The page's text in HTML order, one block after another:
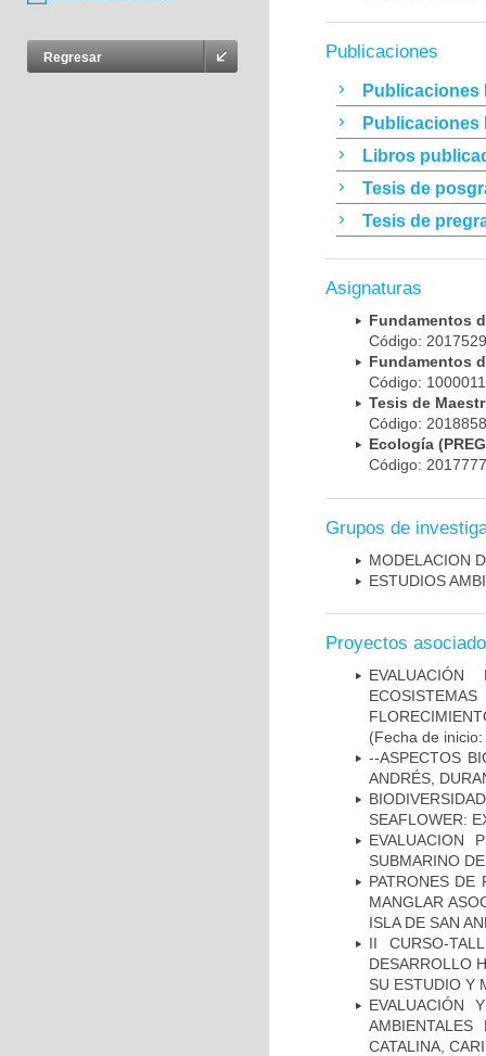
Regresar Publicaciones
Publicaciones
Publicaciones
Libros
Tesis de
Tesis de
Asignaturas
Fundamentos
Código:
Fundamentos
Código:
Tesis de
Código:
Ecología
Código:
Grupos de
MODELACION
ESTUDIOS
Proyectos
(Fecha de
--ASPECTOS
ANDRÉS,
SEAFLOWER:
EVALUACION
SUBMARINO
PATRONES DE
MANGLAR
ISLA DE SAN
II CURSO-
DESARROLLO
SU ESTUDIO Y
EVALUACIÓN
CATALINA,